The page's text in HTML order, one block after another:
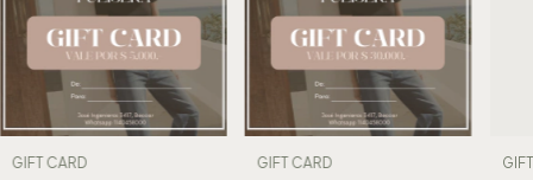
GIFT CARD GIFT CARD